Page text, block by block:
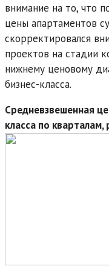
внимание на то, что
цены апартаментов
скорректировался
проектов на стадии
нижнему ценовому
бизнес-класса.
Средневзвешенная
класса по кварталам,